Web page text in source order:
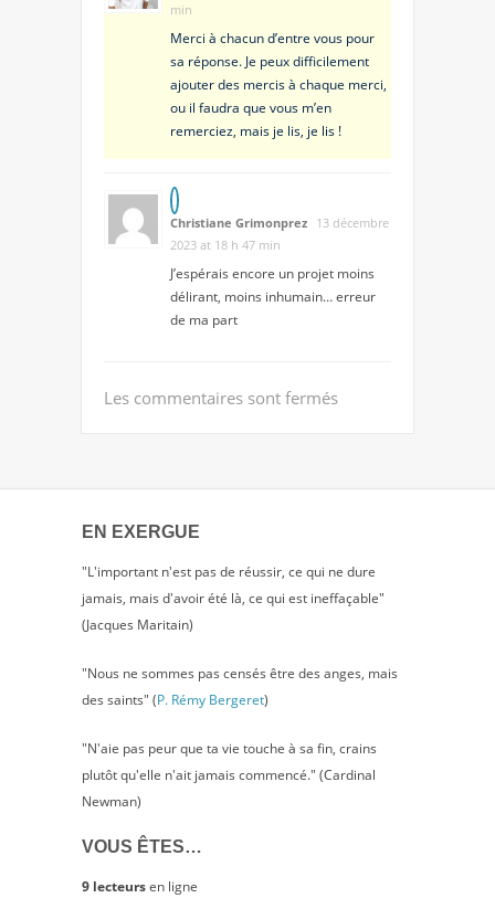
min
Merci à chacun d’entre vous pour
sa réponse. Je peux difficilement
ajouter des mercis à chaque merci,
ou il faudra que vous m’en
remerciez, mais je lis, je lis !
Christiane Grimonprez 13 décembre
2023 at 18 h 47 min
J’espérais encore un projet moins
délirant, moins inhumain… erreur
de ma part
Les commentaires sont fermés
EN EXERGUE
"L'important n'est pas de réussir, ce qui ne dure
jamais, mais d'avoir été là, ce qui est ineffaçable"
(Jacques Maritain)
"Nous ne sommes pas censés être des anges, mais
des saints" (P. Rémy Bergeret)
"N'aie pas peur que ta vie touche à sa fin, crains
plutôt qu'elle n'ait jamais commencé." (Cardinal
Newman)
VOUS ÊTES…
9 lecteursen ligne